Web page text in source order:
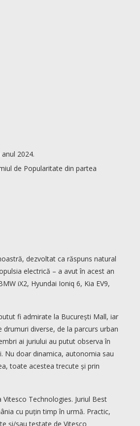
2024.
de Popularitate din partea
dezvoltat ca răspuns natural
electrică – a avut în acest an
iX2, Hyundai Ioniq 6, Kia EV9,
fi admirate la București Mall, iar
diverse, de la parcurs urban
ai juriului au putut observa în
Nu doar dinamica, autonomia sau
toate acestea trecute și prin
Technologies. Juriul Best
cu puțin timp în urmă. Practic,
și/sau testate de Vitesco